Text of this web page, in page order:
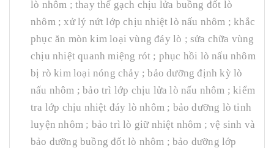
lò nhôm ; thay thế gạch chịu lửa buồng đốt lò
nhôm ; xử lý nứt lớp chịu nhiệt lò nấu nhôm ; khắc
phục ăn mòn kim loại vùng đáy lò ; sửa chữa vùng
chịu nhiệt quanh miệng rót ; phục hồi lò nấu nhôm
bị rò kim loại nóng chảy ; bảo dưỡng định kỳ lò
nấu nhôm ; bảo trì lớp chịu lửa lò nấu nhôm ; kiểm
tra lớp chịu nhiệt đáy lò nhôm ; bảo dưỡng lò tinh
luyện nhôm ; bảo trì lò giữ nhiệt nhôm ; vệ sinh và
bảo dưỡng buồng đốt lò nhôm ; bảo dưỡng lớp